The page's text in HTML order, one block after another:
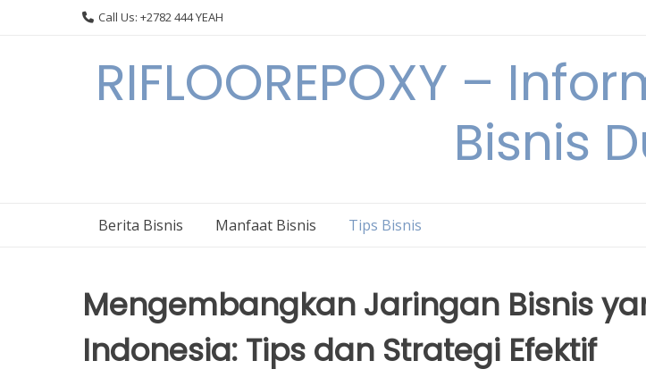
Call Us: +2782 444 YEAH
RIFLOOREPOXY –
Bisnis
Berita Bisnis Manfaat Bisnis Tips Bisnis
Mengembangkan Jaringan Bisnis
Indonesia: Tips dan Strategi Efektif